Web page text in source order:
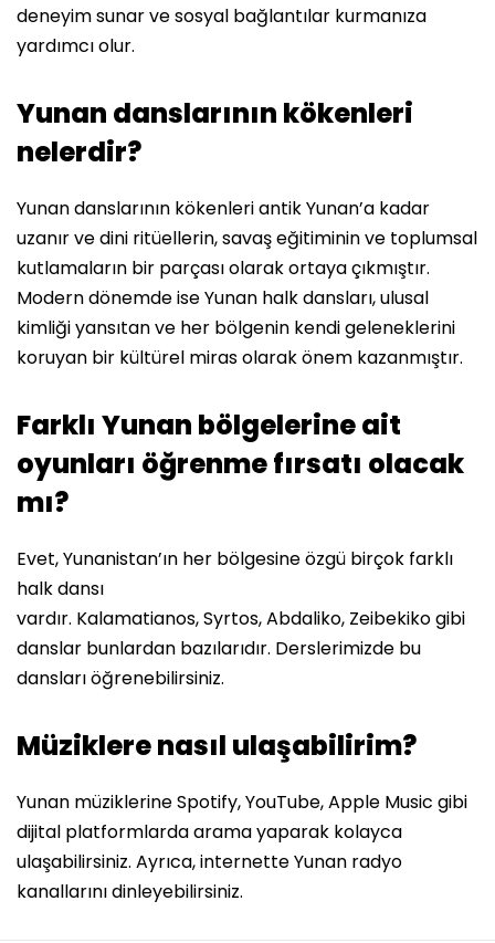
deneyim sunar ve sosyal bağlantılar kurmanıza
yardımcı olur.
Yunan danslarının kökenleri
nelerdir?
Yunan danslarının kökenleri antik Yunan’a kadar
uzanır ve dini ritüellerin, savaş eğitiminin ve toplumsal
kutlamaların bir parçası olarak ortaya çıkmıştır.
Modern dönemde ise Yunan halk dansları, ulusal
kimliği yansıtan ve her bölgenin kendi geleneklerini
koruyan bir kültürel miras olarak önem kazanmıştır.
Farklı Yunan bölgelerine ait
oyunları öğrenme fırsatı olacak
mı?
Evet, Yunanistan’ın her bölgesine özgü birçok farklı
halk dansı
vardır. Kalamatianos, Syrtos, Abdaliko, Zeibekiko gibi
danslar bunlardan bazılarıdır. Derslerimizde bu
dansları öğrenebilirsiniz.
Müziklere nasıl ulaşabilirim?
Yunan müziklerine Spotify, YouTube, Apple Music gibi
dijital platformlarda arama yaparak kolayca
ulaşabilirsiniz. Ayrıca, internette Yunan radyo
kanallarını dinleyebilirsiniz.